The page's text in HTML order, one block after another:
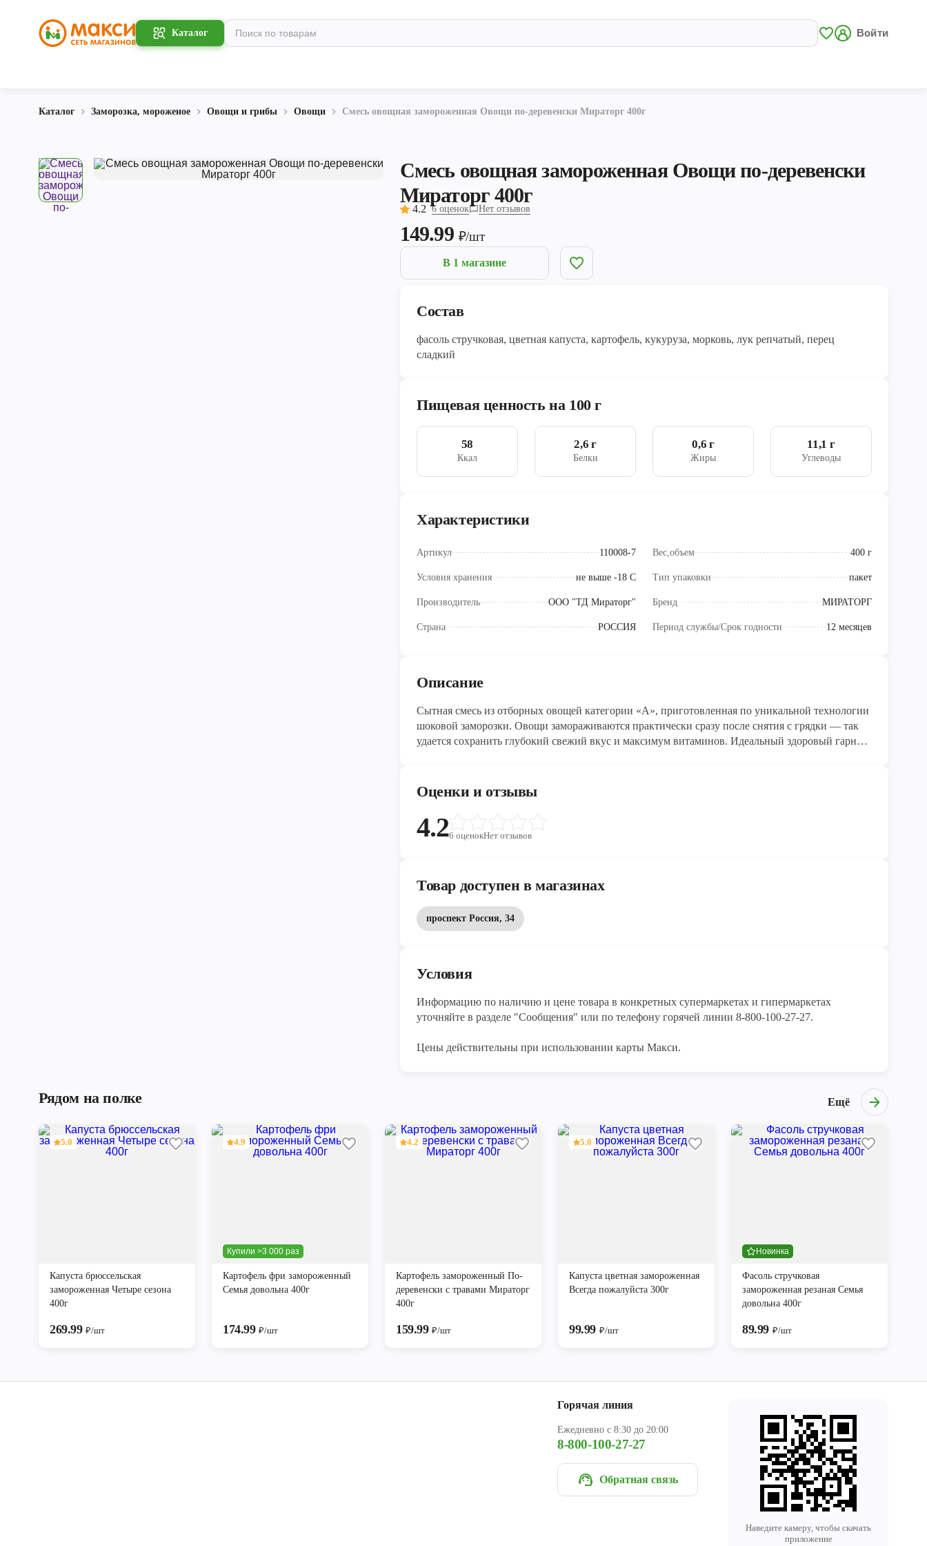
Каталог Войти
Каталог Заморозка, мороженое Овощи и грибы Овощи Смесь овощная замороженная Овощи по-деревенски Мираторг 400г
Смесь овощная замороженная Овощи по-деревенски
Мираторг 400г
4.2 6 оценок Нет отзывов
149.99 ₽/шт
В 1 магазине
Состав
фасоль стручковая, цветная капуста, картофель, кукуруза, морковь, лук репчатый, перец
сладкий
Пищевая ценность на 100 г
58
Ккал
2,6 г
Белки
0,6 г
Жиры
11,1 г
Углеводы
Характеристики
Артикул 110008-7 Вес,объем 400 г
Условия хранения не выше -18 С Тип упаковки пакет
Производитель ООО "ТД Мираторг" Бренд МИРАТОРГ
Страна РОССИЯ Период службы/Срок годности 12 месяцев
Описание
Сытная смесь из отборных овощей категории «А», приготовленная по уникальной технологии
шоковой заморозки. Овощи замораживаются практически сразу после снятия с грядки — так
удается сохранить глубокий свежий вкус и максимум витаминов. Идеальный здоровый гарнир
Оценки и отзывы
4.26 оценокНет отзывов
Товар доступен в магазинах
проспект Россия, 34
Условия
Информацию по наличию и цене товара в конкретных супермаркетах и гипермаркетах
уточняйте в разделе "Сообщения" или по телефону горячей линии 8-800-100-27-27.
Цены действительны при использовании карты Макси.
Рядом на полке Ещё
5.0
Капуста брюссельская
замороженная Четыре сезона
400г
269.99₽/шт
Купили >3 000 раз
4.9
Картофель фри замороженный
Семья довольна 400г
174.99₽/шт
4.2
Картофель замороженный По-
деревенски с травами Мираторг
400г
159.99₽/шт
5.0
Капуста цветная замороженная
Всегда пожалуйста 300г
99.99 ₽/шт
Новинка
Фасоль стручковая
замороженная резаная Семья
довольна 400г
89.99 ₽/шт
Горячая линия
Ежедневно с 8:30 до 20:00
8-800-100-27-27
Обратная связь
Наведите камеру, чтобы скачать
приложение